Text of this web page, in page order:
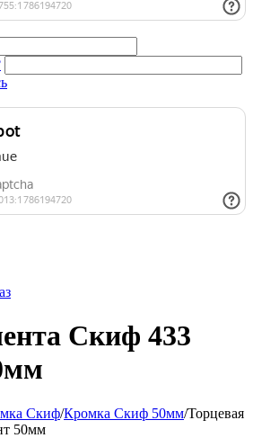
Скиф 433
Скиф/Кромка Скиф 50мм/Торцевая
50мм